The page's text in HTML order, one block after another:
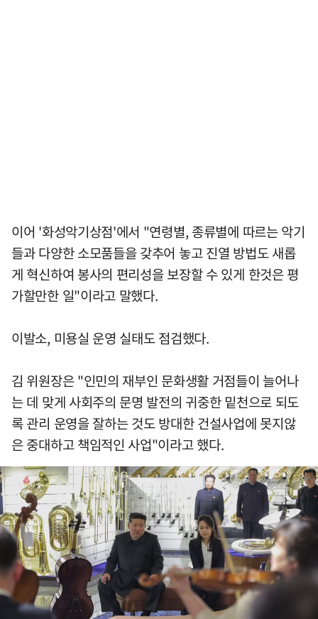
이어 '화성악기상점'에서 "연령별, 종류별에 따르는 악기
들과 다양한 소모품들을 갖추어 놓고 진열 방법도 새롭
게 혁신하여 봉사의 편리성을 보장할 수 있게 한것은 평
가할만한 일"이라고 말했다.
이발소, 미용실 운영 실태도 점검했다.
김 위원장은 "인민의 재부인 문화생활 거점들이 늘어나
는 데 맞게 사회주의 문명 발전의 귀중한 밑천으로 되도
록 관리 운영을 잘하는 것도 방대한 건설사업에 못지않
은 중대하고 책임적인 사업"이라고 했다.